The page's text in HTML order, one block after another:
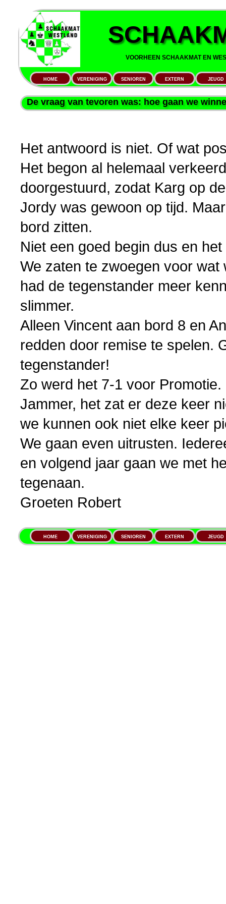
VOORHEEN SCHAAKMAT EN
HOME VERENIGING SENIOREN EXTERN JEUGD
De vraag van tevoren was: hoe gaan we
Het antwoord is niet. Of wat
Het begon al helemaal
doorgestuurd, zodat Karg op
Jordy was gewoon op tijd.
bord zitten.
Niet een goed begin dus en
We zaten te zwoegen voor
had de tegenstander meer
slimmer.
Alleen Vincent aan bord 8 en
redden door remise te spelen.
tegenstander!
Zo werd het 7-1 voor Promotie.
Jammer, het zat er deze keer
we kunnen ook niet elke keer
We gaan even uitrusten.
en volgend jaar gaan we met
tegenaan.
Groeten Robert
HOME VERENIGING SENIOREN EXTERN JEUGD